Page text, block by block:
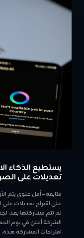
يستطيع الذكاء
تعديلات على
على اقتراح تعديلات على
لم تتم مشاركتها بعد،
الشركة أعلن في يوم
اقتراحات المشاركة